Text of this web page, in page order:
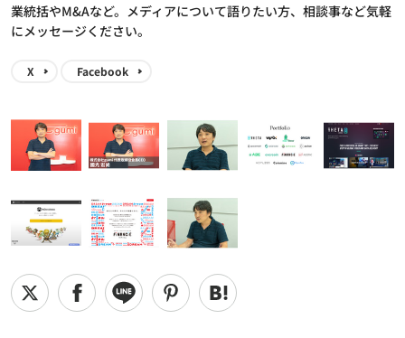
業統括やM&Aなど。メディアについて語りたい方、相談事など気軽
にメッセージください。
X Facebook